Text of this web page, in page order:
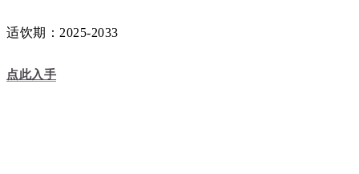
适饮期：2025-2033
点此入手